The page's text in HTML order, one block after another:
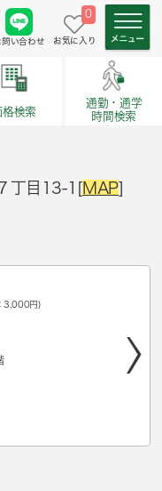
問い合わせ
0
お気に入り
格検索
通勤・通学
時間検索
丁目13-1[MAP]
3,000円)